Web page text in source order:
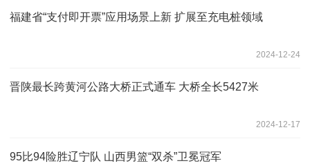
福建省“支付即开票”应用场景上新 扩展至充电桩领域
2024-12-24
晋陕最长跨黄河公路大桥正式通车 大桥全长5427米
2024-12-17
95比94险胜辽宁队 山西男篮“双杀”卫冕冠军